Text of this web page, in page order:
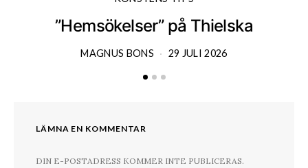
”Hemsökelser” på Thielska
MAGNUS BONS 29 JULI 2026
LÄMNA EN KOMMENTAR
DIN E-POSTADRESS KOMMER INTE PUBLICERAS.